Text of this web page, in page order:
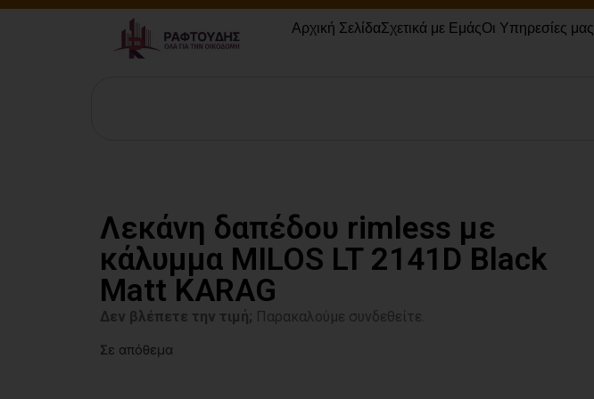
Αρχική ΣελίδαΣχετικά με ΕμάςΟι Υπηρεσίες μας
Λεκάνη δαπέδου rimless με
κάλυμμα MILOS LT 2141D Black
Matt KARAG
Δεν βλέπετε την τιμή; Παρακαλούμε συνδεθείτε.
Σε απόθεμα